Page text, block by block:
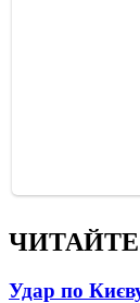
Удар по